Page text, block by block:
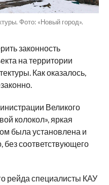
Фото: «Новый город».
законность
на территории
Как оказалось,
Великого
колокол», яркая
была установлена и
без соответствующего
рейда специалисты КАУ